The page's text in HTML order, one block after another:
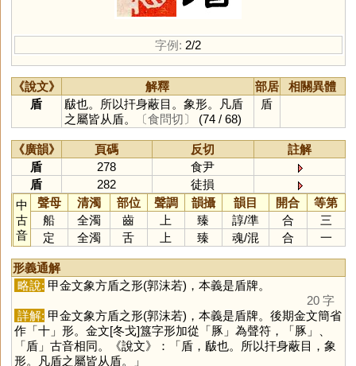
字例: 2/2
《說文》 解釋 部居
相關異體
盾
瞂也。所以扞身蔽目。象形。凡盾
之屬皆从盾。
〔食問切〕 (74 / 68)
盾
《廣韻》 頁碼 反切
註解
盾
278
食尹
盾
282
徒損
中
古
音
聲母 清濁 部位 聲調 韻攝 韻目 開合
等第
船
全濁 齒 上 臻 諄/準 合
三
定
全濁 舌 上 臻 魂/混 合 一
形義通解
略說: 甲金文象方盾之形(郭沫若)，本義是盾牌。
20 字
詳解: 甲金文象方盾之形(郭沫若)，本義是盾牌。後期金文簡省
作「十」形。金文[冬戈]簋字形加從「豚」為聲符，「豚」、
「盾」古音相同。《說文》：「盾，瞂也。所以扞身蔽目，象
形。凡盾之屬皆从盾。」